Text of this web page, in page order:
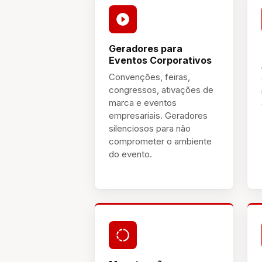
Geradores para
Eventos Corporativos
Convenções, feiras,
congressos, ativações de
marca e eventos
empresariais. Geradores
silenciosos para não
comprometer o ambiente
do evento.